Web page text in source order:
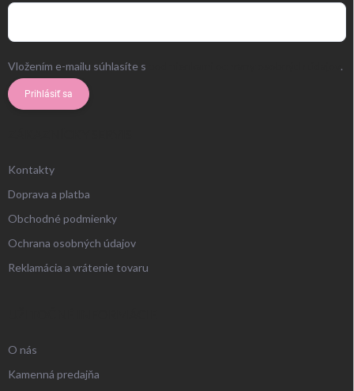
Vložením e-mailu súhlasíte s .
Prihlásiť sa
Kontakty
Doprava a platba
Obchodné podmienky
Ochrana osobných údajov
Reklamácia a vrátenie tovaru
O nás
Kamenná predajňa